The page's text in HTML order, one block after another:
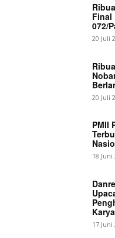
Final
072/
20 Juli
20 Juli
PMII
18 Juni
17 Juni